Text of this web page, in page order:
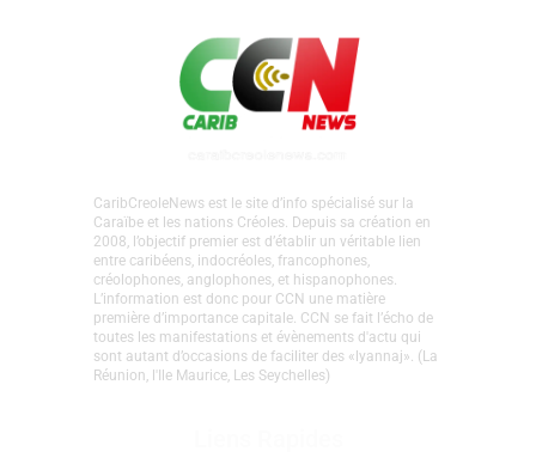
CaribCreoleNews est le site d’info spécialisé sur la
Caraïbe et les nations Créoles. Depuis sa création en
2008, l’objectif premier est d’établir un véritable lien
entre caribéens, indocréoles, francophones,
créolophones, anglophones, et hispanophones.
L’information est donc pour CCN une matière
première d’importance capitale. CCN se fait l’écho de
toutes les manifestations et évènements d'actu qui
sont autant d’occasions de faciliter des «lyannaj». (La
Réunion, l'Ile Maurice, Les Seychelles)